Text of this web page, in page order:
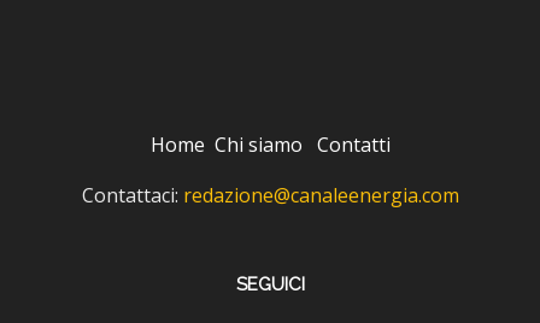
Home Chi siamo Contatti
Contattaci: redazione@canaleenergia.com
SEGUICI